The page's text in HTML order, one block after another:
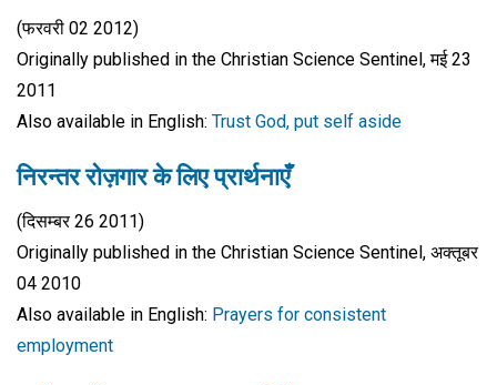
(फरवरी 02 2012)
Originally published in the Christian Science Sentinel, मई 23
2011
Also available in English: Trust God, put self aside
निरन्तर रोज़गार के लिए प्रार्थनाएँ
(दिसम्बर 26 2011)
Originally published in the Christian Science Sentinel, अक्तूबर
04 2010
Also available in English: Prayers for consistent
employment